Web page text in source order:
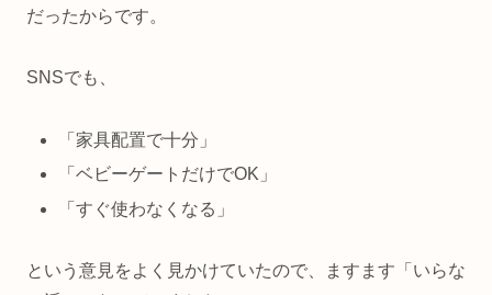
だったからです。
SNSでも、
「家具配置で十分」
「ベビーゲートだけでOK」
「すぐ使わなくなる」
という意見をよく見かけていたので、ますます「いらな